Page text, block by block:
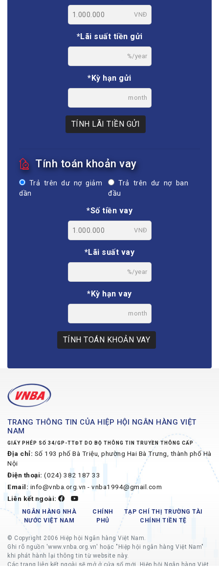
VNĐ
*Lãi suất tiền gửi
%/year
*Kỳ hạn gửi
month
TÍNH LÃI TIỀN GỬI
Tính toán khoản vay
Trả trên dư nợ giảm
dần
Trả trên dư nợ ban
đầu
*Số tiền vay
VNĐ
*Lãi suất vay
%/year
*Kỳ hạn vay
month
TÍNH TOÁN KHOẢN VAY
TRANG THÔNG TIN CỦA HIỆP HỘI NGÂN HÀNG VIỆT
NAM
GIẤY PHÉP SỐ 34/GP-TTĐT DO BỘ THÔNG TIN TRUYỀN THÔNG CẤP
Địa chỉ: Số 193 phố Bà Triệu, phường Hai Bà Trưng, thành phố Hà
Nội
Điện thoại: (024) 382 187 33
Email: info@vnba.org.vn - vnba1994@gmail.com
Liên kết ngoài:
NGÂN HÀNG NHÀ
NƯỚC VIỆT NAM
CHÍNH
PHỦ
TẠP CHÍ THỊ TRƯỜNG TÀI
CHÍNH TIỀN TỆ
© Copyright 2006 Hiệp hội Ngân hàng Việt Nam.
Ghi rõ nguồn 'www.vnba.org.vn' hoặc "Hiệp hội ngân hàng Việt Nam"
khi phát hành lại thông tin từ website này.
Các trang liên kết ngoài sẽ mở ở cửa sổ mới, Hiệp hội Ngân hàng Việt